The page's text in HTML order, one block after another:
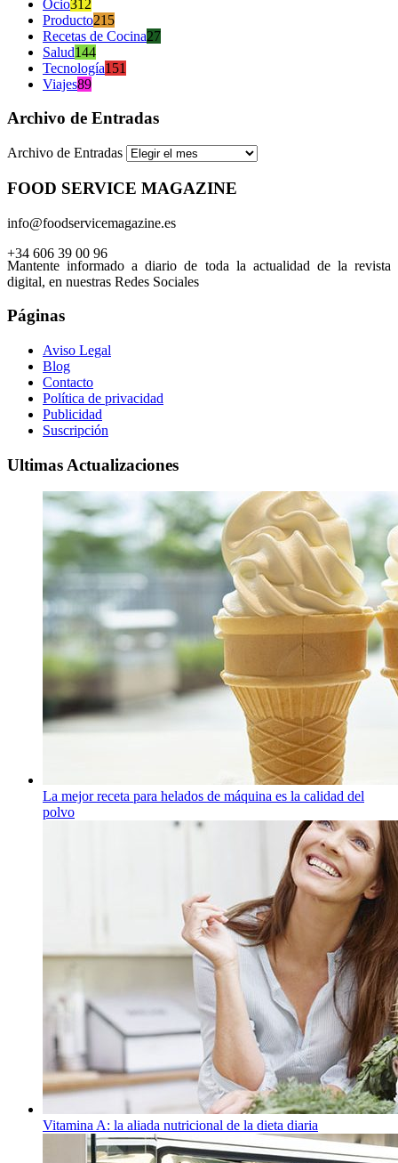
Ocio312
Producto215
Recetas de Cocina27
Salud144
Tecnología151
Viajes89
Archivo de Entradas
Archivo de Entradas
FOOD SERVICE MAGAZINE
info@foodservicemagazine.es
+34 606 39 00 96
Mantente informado a diario de toda la actualidad de la revista
digital, en nuestras Redes Sociales
Páginas
Aviso Legal
Blog
Contacto
Política de privacidad
Publicidad
Suscripción
Ultimas Actualizaciones
La mejor receta para helados de máquina es la calidad del
polvo
Vitamina A: la aliada nutricional de la dieta diaria